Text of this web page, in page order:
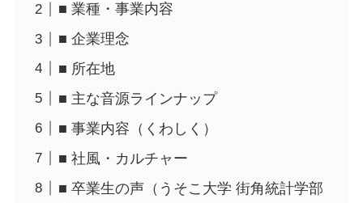
■ 業種・事業内容
■ 企業理念
■ 所在地
■ 主な音源ラインナップ
■ 事業内容（くわしく）
■ 社風・カルチャー
■ 卒業生の声（うそこ大学 街角統計学部